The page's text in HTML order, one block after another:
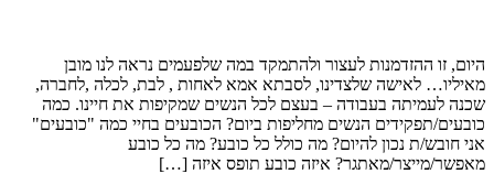
היום, זו ההזדמנות לעצור ולהתמקד במה שלפעמים נראה לנו מובן
מאיליו… לאישה שלצדינו, לסבתא אמא לאחות , לבת, לכלה ,לחברה,
שכנה לעמיתה בעבודה – בעצם לכל הנשים שמקיפות את חיינו. כמה
כובעים/תפקידים הנשים מחליפות ביום? הכובעים בחיי כמה "כובעים"
אני חובש/ת נכון להיום? מה כולל כל כובע? מה כל כובע
מאפשר/מייצר/מאתגר? איזה כובע תופס איזה […]